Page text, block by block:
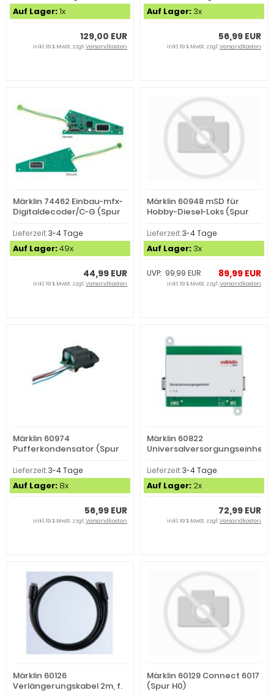
Auf Lager:1x
129,00 EUR
inkl. 19 % MwSt. zzgl.Versandkosten
Auf Lager: 3x
56,99 EUR
inkl. 19 % MwSt. zzgl.Versandkosten
Märklin 74462 Einbau-mfx-
Digitaldecoder/C-G (Spur
Lieferzeit:3-4 Tage
Auf Lager:49x
44,99 EUR
inkl. 19 % MwSt. zzgl.Versandkosten
Märklin 60948 mSD für
Hobby-Diesel-Loks (Spur
Lieferzeit:3-4 Tage
Auf Lager: 3x
89,99 EUR
UVP: 99,99 EUR
inkl. 19 % MwSt. zzgl.Versandkosten
Märklin 60974
Pufferkondensator (Spur
Lieferzeit:3-4 Tage
Auf Lager: 8x
56,99 EUR
inkl. 19 % MwSt. zzgl.Versandkosten
Märklin 60822
Universalversorgungseinheit
Lieferzeit:3-4 Tage
Auf Lager: 2x
72,99 EUR
inkl. 19 % MwSt. zzgl.Versandkosten
Märklin 60126
Verlängerungskabel 2m, f.
Märklin 60129 Connect 6017
(Spur H0)